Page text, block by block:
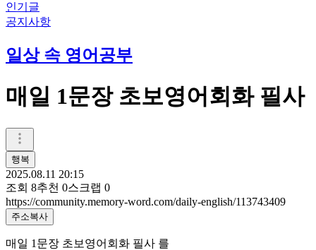
인기글
공지사항
일상 속 영어공부
매일 1문장 초보영어회화 필사
행복
2025.08.11 20:15
조회 8추천 0스크랩 0
https://community.memory-word.com/daily-english/113743409
주소복사
매일 1문장 초보영어회화 필사 를